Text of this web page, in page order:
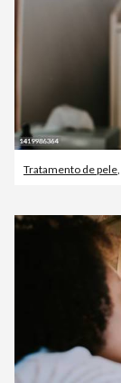
Tratamento de pele,